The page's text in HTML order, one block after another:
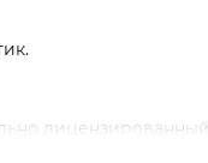
лицензированный